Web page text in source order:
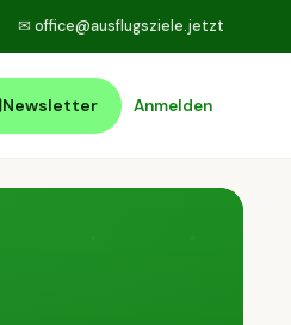
✉ office@ausflugsziele.jetzt
Newsletter Anmelden